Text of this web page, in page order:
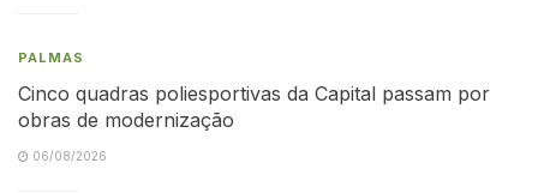
PALMAS
Cinco quadras poliesportivas da Capital passam por
obras de modernização
06/08/2026